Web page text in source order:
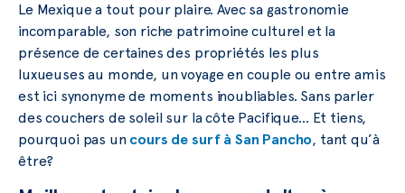
Le Mexique a tout pour plaire. Avec sa gastronomie
incomparable, son riche patrimoine culturel et la
présence de certaines des propriétés les plus
luxueuses au monde, un voyage en couple ou entre amis
est ici synonyme de moments inoubliables. Sans parler
des couchers de soleil sur la côte Pacifique… Et tiens,
pourquoi pas un cours de surf à San Pancho, tant qu’à
être?